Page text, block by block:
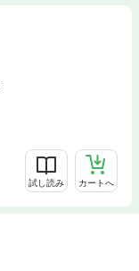
試し読み カートへ